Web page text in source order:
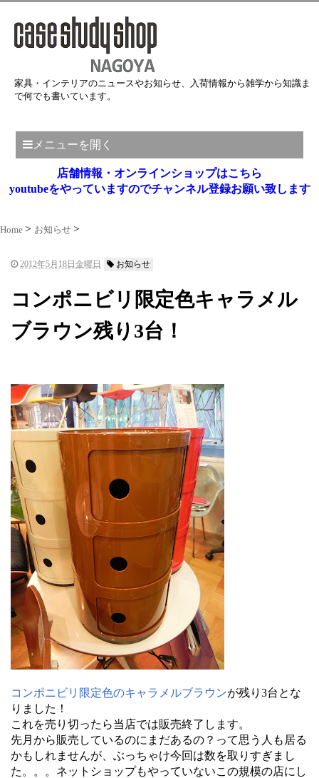
家具・インテリアのニュースやお知らせ、入荷情報から雑学から知識ま
で何でも書いています。
メニューを開く
店舗情報・オンラインショップはこちら
youtubeをやっていますのでチャンネル登録お願い致します
Home お知らせ
2012年5月18日金曜日 お知らせ
コンポニビリ限定色キャラメル
ブラウン残り3台！
コンポニビリ限定色のキャラメルブラウンが残り3台とな
りました！
これを売り切ったら当店では販売終了します。
先月から販売しているのにまだあるの？って思う人も居る
かもしれませんが、ぶっちゃけ今回は数を取りすぎまし
た。。。ネットショップもやっていないこの規模の店にし